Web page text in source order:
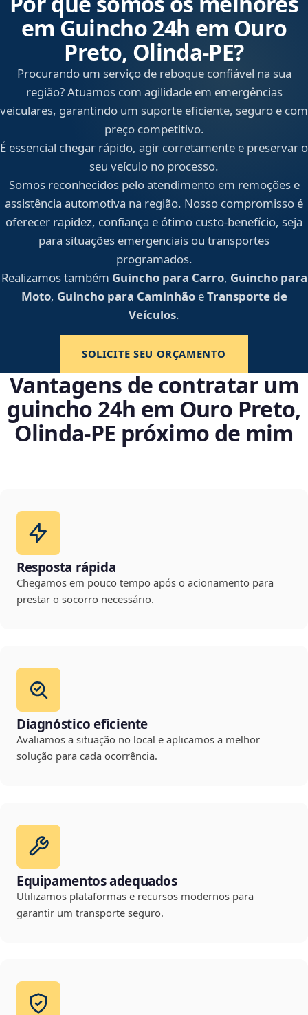
em Guincho 24h em Ouro
Preto, Olinda‑PE?
Procurando um serviço de reboque confiável na sua
região? Atuamos com agilidade em emergências
veiculares, garantindo um suporte eficiente, seguro e com
preço competitivo.
É essencial chegar rápido, agir corretamente e preservar o
seu veículo no processo.
Somos reconhecidos pelo atendimento em remoções e
assistência automotiva na região. Nosso compromisso é
oferecer rapidez, confiança e ótimo custo-benefício, seja
para situações emergenciais ou transportes
programados.
Realizamos também Guincho para Carro, Guincho para
Moto, Guincho para CaminhãoeTransporte de
Veículos.
SOLICITE SEU ORÇAMENTO
Vantagens de contratar um
guincho 24h em Ouro Preto,
Olinda‑PE próximo de mim
Resposta rápida
Chegamos em pouco tempo após o acionamento para
prestar o socorro necessário.
Diagnóstico eficiente
Avaliamos a situação no local e aplicamos a melhor
solução para cada ocorrência.
Equipamentos adequados
Utilizamos plataformas e recursos modernos para
garantir um transporte seguro.